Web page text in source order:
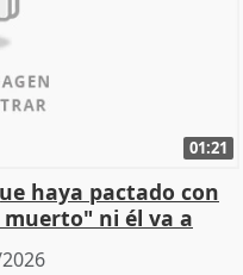
01:21
haya pactado con
ni él va a